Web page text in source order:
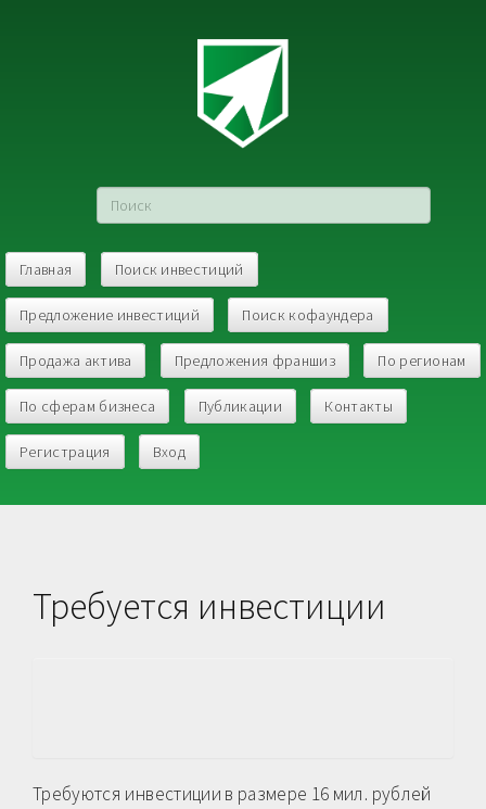
Главная Поиск инвестиций
Предложение инвестиций Поиск кофаундера
Продажа актива Предложения франшиз По регионам
По сферам бизнеса Публикации Контакты
Регистрация Вход
Требуется инвестиции
Требуются инвестиции в размере 16 мил. рублей